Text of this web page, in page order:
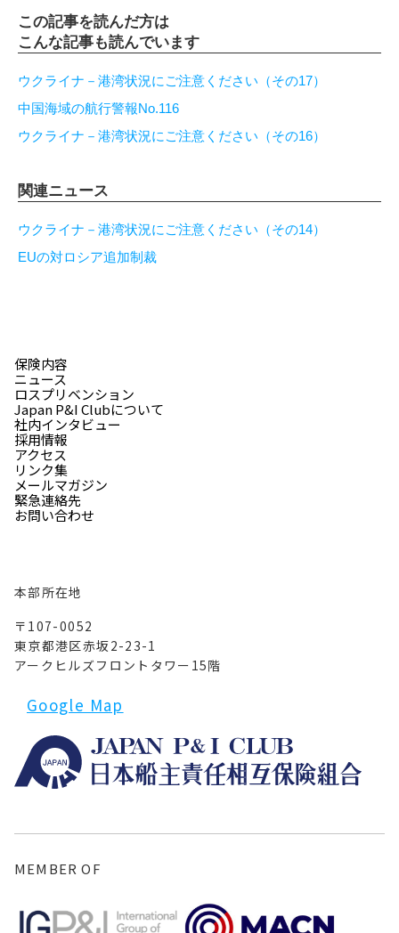
この記事を読んだ方は
こんな記事も読んでいます
ウクライナ－港湾状況にご注意ください（その17）
中国海域の航行警報No.116
ウクライナ－港湾状況にご注意ください（その16）
関連ニュース
ウクライナ－港湾状況にご注意ください（その14）
EUの対ロシア追加制裁
本部所在地
〒107-0052
東京都港区赤坂2-23-1
アークヒルズフロントタワー15階
Google Map
保険内容
社内インタビュー
緊急連絡先
ニュース
採用情報
リンク集
ロスプリベンション
アクセス
メールマガジン
Japan P&I Clubについて
お問い合わせ
MEMBER OF